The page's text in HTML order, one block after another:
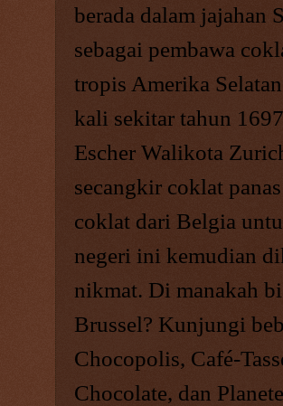
berada dalam jajahan
sebagai pembawa
tropis Amerika
kali sekitar tahun
Escher Walikota
secangkir coklat
coklat dari Belgia
negeri ini kemudian
nikmat. Di manakah
Brussel? Kunjungi
Chocopolis, Café-
Chocolate, dan